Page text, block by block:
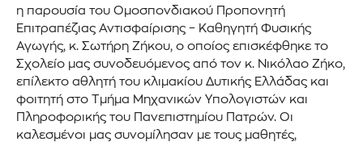
η παρουσία του Ομοσπονδιακού Προπονητή
Επιτραπέζιας Αντισφαίρισης – Καθηγητή Φυσικής
Αγωγής, κ. Σωτήρη Ζήκου, ο οποίος επισκέφθηκε το
Σχολείο μας συνοδευόμενος από τον κ. Νικόλαο Ζήκο,
επίλεκτο αθλητή του κλιμακίου Δυτικής Ελλάδας και
φοιτητή στο Τμήμα Μηχανικών Υπολογιστών και
Πληροφορικής του Πανεπιστημίου Πατρών. Οι
καλεσμένοι μας συνομίλησαν με τους μαθητές,